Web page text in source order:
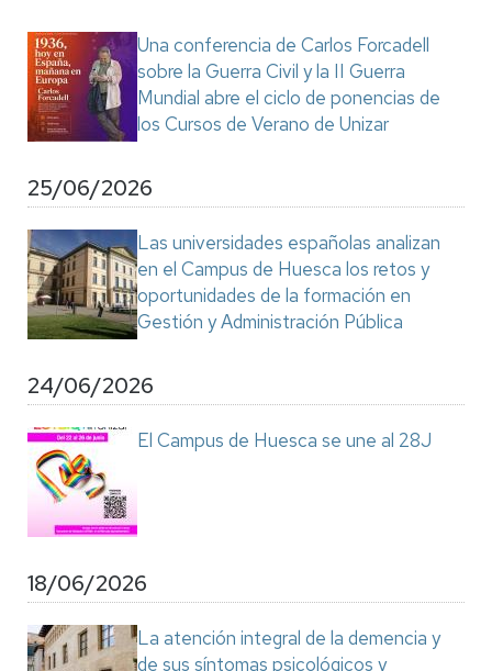
Una conferencia de Carlos Forcadell
sobre la Guerra Civil y la II Guerra
Mundial abre el ciclo de ponencias de
los Cursos de Verano de Unizar
25/06/2026
Las universidades españolas analizan
en el Campus de Huesca los retos y
oportunidades de la formación en
Gestión y Administración Pública
24/06/2026
El Campus de Huesca se une al 28J
18/06/2026
La atención integral de la demencia y
de sus síntomas psicológicos y